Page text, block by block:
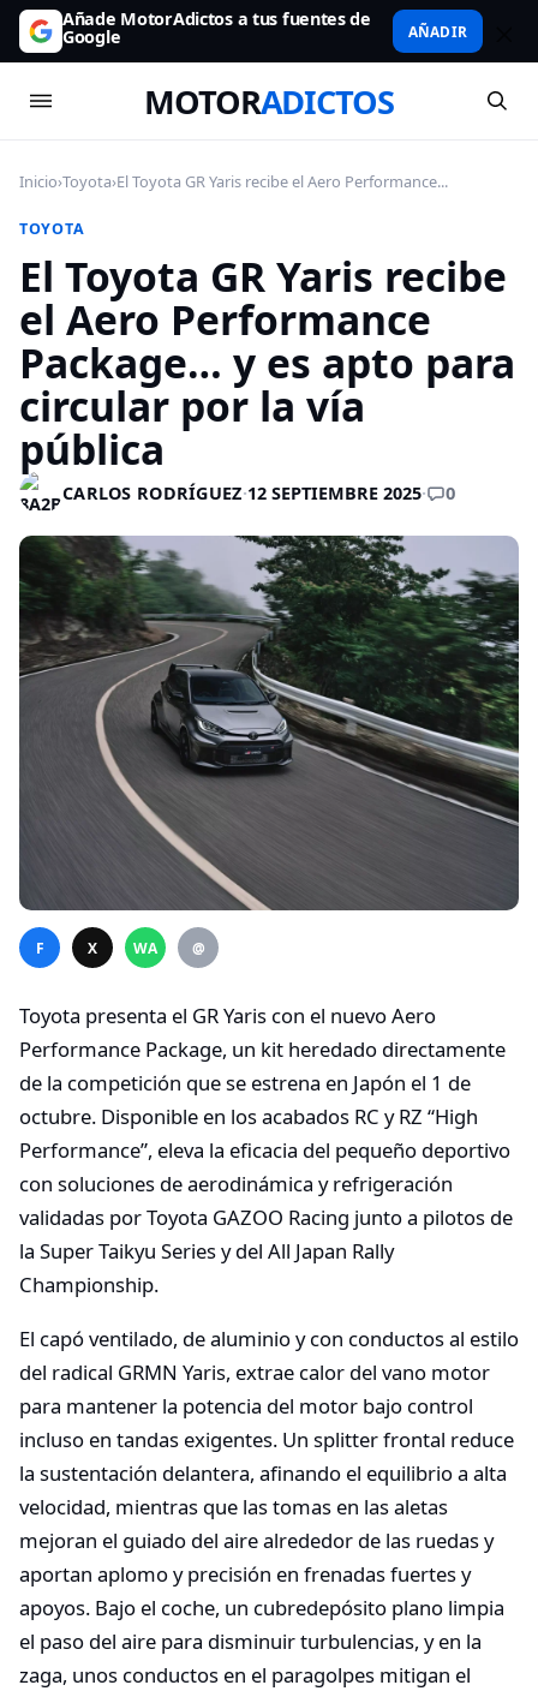
Añade MotorAdictos a tus fuentes de
Google AÑADIR
MOTORADICTOS
Inicio›Toyota›El Toyota GR Yaris recibe el Aero Performance...
TOYOTA
El Toyota GR Yaris recibe
el Aero Performance
Package… y es apto para
circular por la vía
pública
CARLOS RODRÍGUEZ·12 SEPTIEMBRE 2025· 0
F X WA @
Toyota presenta el GR Yaris con el nuevo Aero
Performance Package, un kit heredado directamente
de la competición que se estrena en Japón el 1 de
octubre. Disponible en los acabados RC y RZ “High
Performance”, eleva la eficacia del pequeño deportivo
con soluciones de aerodinámica y refrigeración
validadas por Toyota GAZOO Racing junto a pilotos de
la Super Taikyu Series y del All Japan Rally
Championship.
El capó ventilado, de aluminio y con conductos al estilo
del radical GRMN Yaris, extrae calor del vano motor
para mantener la potencia del motor bajo control
incluso en tandas exigentes. Un splitter frontal reduce
la sustentación delantera, afinando el equilibrio a alta
velocidad, mientras que las tomas en las aletas
mejoran el guiado del aire alrededor de las ruedas y
aportan aplomo y precisión en frenadas fuertes y
apoyos. Bajo el coche, un cubredepósito plano limpia
el paso del aire para disminuir turbulencias, y en la
zaga, unos conductos en el paragolpes mitigan el